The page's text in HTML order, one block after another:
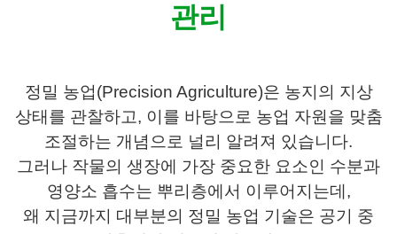
관리
정밀 농업(Precision Agriculture)은 농지의 지상
상태를 관찰하고, 이를 바탕으로 농업 자원을 맞춤
조절하는 개념으로 널리 알려져 있습니다.
그러나 작물의 생장에 가장 중요한 요소인 수분과
영양소 흡수는 뿌리층에서 이루어지는데,
왜 지금까지 대부분의 정밀 농업 기술은 공기 중